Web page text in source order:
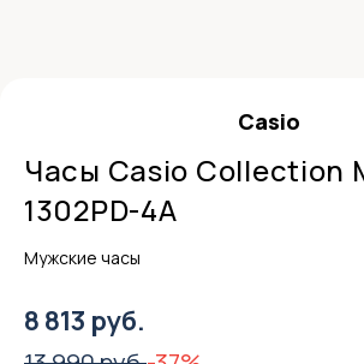
Casio
Часы Casio Collection
1302PD-4A
Мужские часы
8 813 руб.